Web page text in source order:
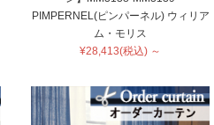
PIMPERNEL(ピンパーネル) ウィリア
ム・モリス
¥28,413(税込) ～